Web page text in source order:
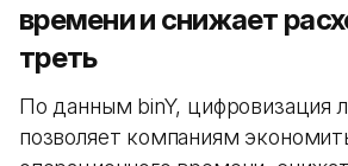
времени и снижает
треть
По данным binY, цифровизация
позволяет компаниям